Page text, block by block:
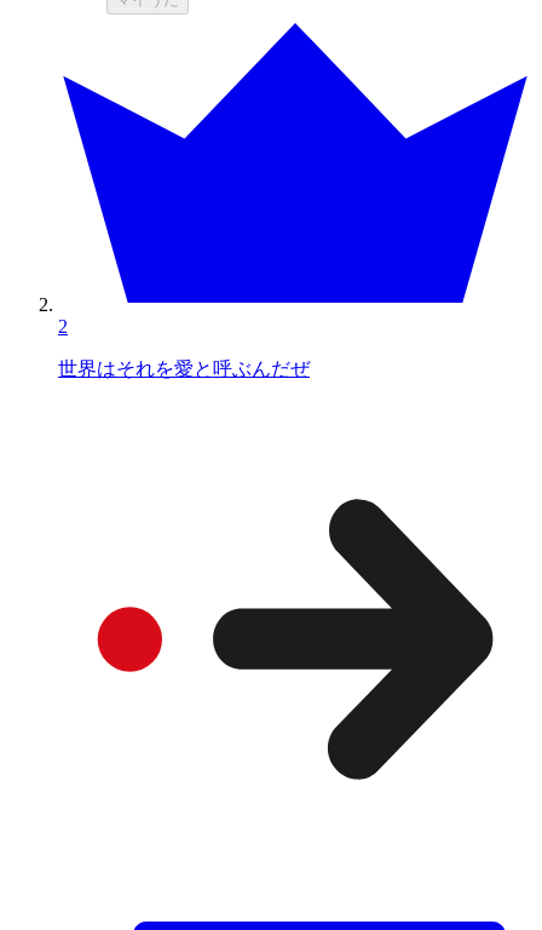
2
世界はそれを愛と呼ぶんだぜ